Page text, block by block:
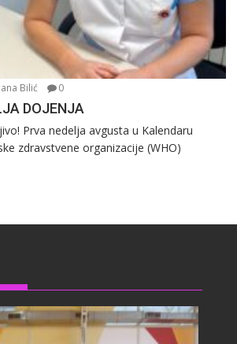
Bilić 0
DOJENJA
Prva nedelja avgusta u Kalendaru
zdravstvene organizacije (WHO)